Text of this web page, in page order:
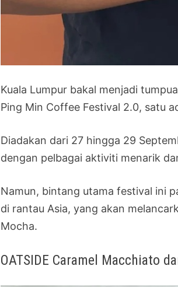
Kuala Lumpur bakal menjadi
Ping Min Coffee Festival 2.0, satu
Diadakan dari 27 hingga 29
dengan pelbagai aktiviti menarik
Namun, bintang utama festival ini
di rantau Asia, yang akan
Mocha.
OATSIDE Caramel Macchiato